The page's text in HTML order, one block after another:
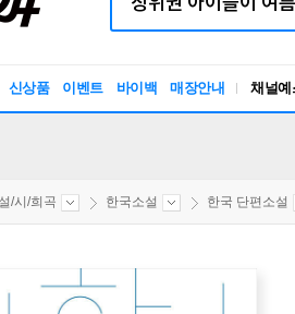
신상품 이벤트 바이백 매장안내 채널예
/시/희곡 한국소설 한국 단편소설